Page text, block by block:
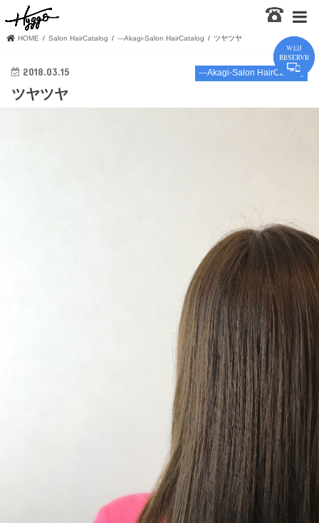
HOME Salon HairCatalog ---Akagi-Salon HairCatalog ツヤツヤ
---Akagi-Salon HairCatalog
2018.03.15
ツヤツヤ